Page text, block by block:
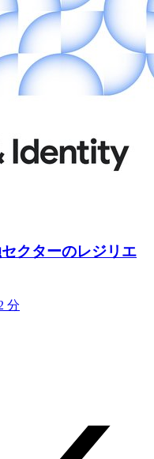
クターのレジリエ
分